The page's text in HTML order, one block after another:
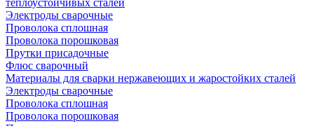
теплоустойчивых сталей
Электроды сварочные
Проволока сплошная
Проволока порошковая
Прутки присадочные
Флюс сварочный
Материалы для сварки нержавеющих и жаростойких сталей
Электроды сварочные
Проволока сплошная
Проволока порошковая